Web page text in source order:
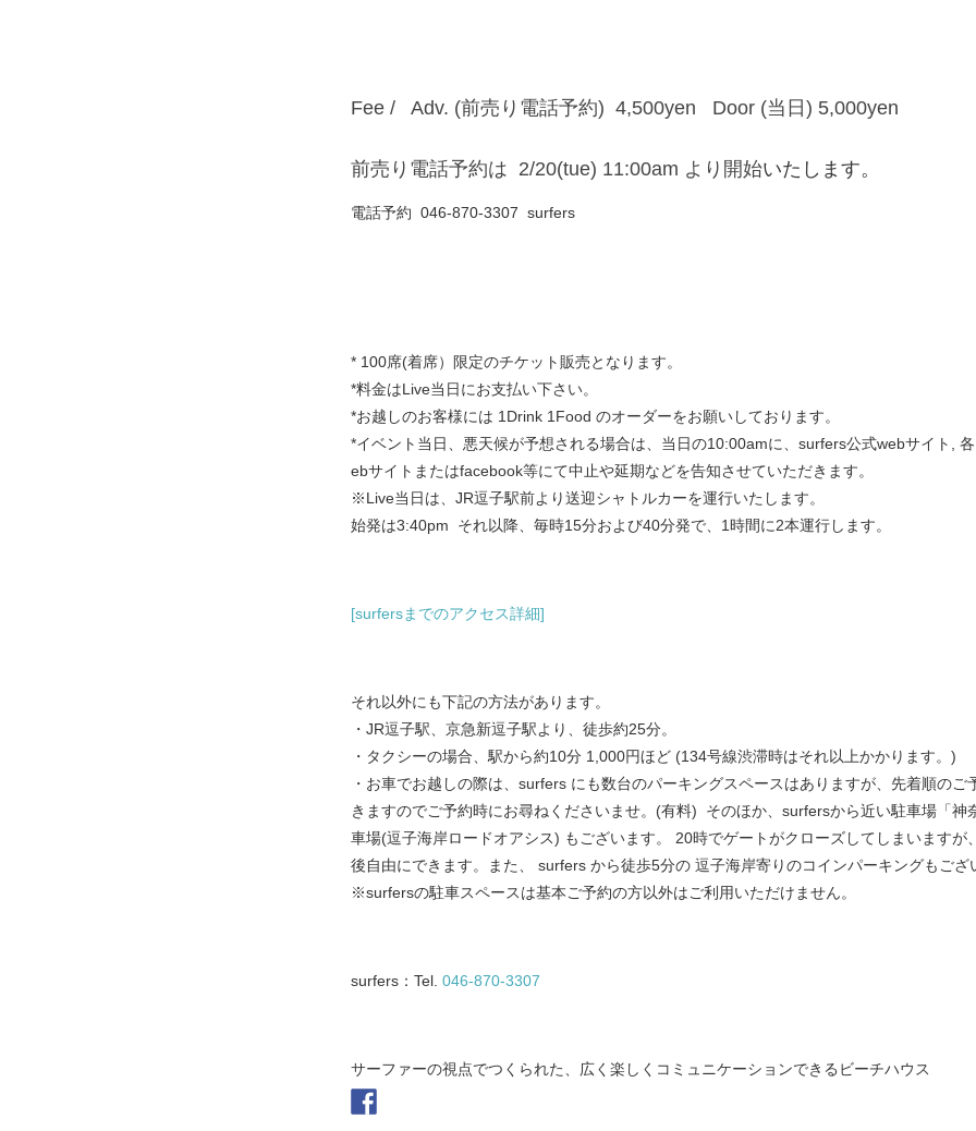
Fee / Adv. (前売り電話予約) 4,500yen Door (当日) 5,000yen
前売り電話予約は 2/20(tue) 11:00am より開始いたします。
電話予約 046-870-3307 surfers
* 100席(着席）限定のチケット販売となります。
*料金はLive当日にお支払い下さい。
*お越しのお客様には 1Drink 1Food のオーダーをお願いしております。
*イベント当日、悪天候が予想される場合は、当日の10:00amに、surfers公式webサイト,
ebサイトまたはfacebook等にて中 止や延期などを告知させていただきます。
※Live当日は、JR逗子駅前より送迎シャトルカーを運行いた します。
始発は3:40pm それ以降、毎時15分および40分発で、1時間に2本運行します。
[surfersまでのアクセス詳細]
それ以外にも下記の方法があります。
・ JR逗子駅、京急新逗子駅より、徒歩約25分。
・タクシーの場合、駅から約10分 1,000円ほど (134号線渋滞時はそれ以上かかります。)
・お車でお越しの際は、 surfers にも数台のパーキングスペースはありますが、先着順のご
きますのでご予約時にお尋ねくださいませ。(有料) そのほか、 surfersから近い駐車場「神
車場(逗子海岸ロードオアシス) もございます。 20時でゲートがクローズしてしまいますが
後自由にできます。また、 surfers から徒歩5分の 逗子海岸寄りのコインパーキングもござ
※surfersの駐車スペースは基本ご予約の方以外はご利用いただけません。
surfers ： Tel. 046-870-3307
サーファーの視点でつくられた、広く楽しくコミュニケーションできるビーチハウス